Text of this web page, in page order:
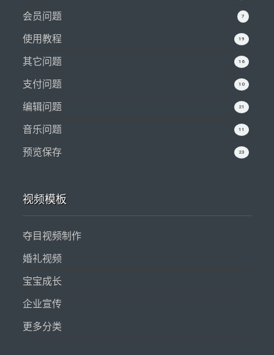
7
会员问题
19
使用教程
16
其它问题
10
支付问题
21
编辑问题
11
音乐问题
23
预览保存
视频模板
夺目视频制作
婚礼视频
宝宝成长
企业宣传
更多分类